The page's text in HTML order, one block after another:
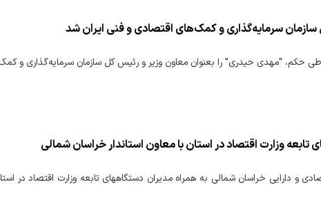
سرمایه‌گذاری و کمک‌های اقتصادی و فنی ایران شد
طی حکم، "مهدی حیدری" را بعنوان معاون وزیر و رئیس کل سازمان سرمایه‌گذاری و
تابعه وزارت اقتصاد در استان با معاون استاندار خراسان شمالی
و دارایی خراسان شمالی به همراه مدیران دستگاههای تابعه وزارت اقتصاد در